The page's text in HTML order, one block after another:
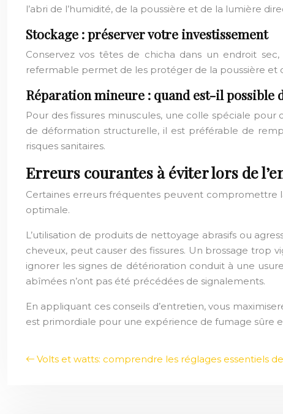
l’abri de l’humidité, de la poussière et de la lumière
Stockage : préserver votre investissement
Conservez vos têtes de chicha dans un endroit
refermable permet de les protéger de la poussière et
Réparation mineure : quand est-il possible
Pour des fissures minuscules, une colle spéciale
de déformation structurelle, il est préférable de
risques sanitaires.
Erreurs courantes à éviter lors de
Certaines erreurs fréquentes peuvent compromettre
optimale.
L’utilisation de produits de nettoyage abrasifs ou
cheveux, peut causer des fissures. Un brossage trop
ignorer les signes de détérioration conduit à une
abîmées n’ont pas été précédées de signalements.
En appliquant ces conseils d’entretien, vous
est primordiale pour une expérience de fumage sûre
Volts et watts: comprendre les réglages essentiels